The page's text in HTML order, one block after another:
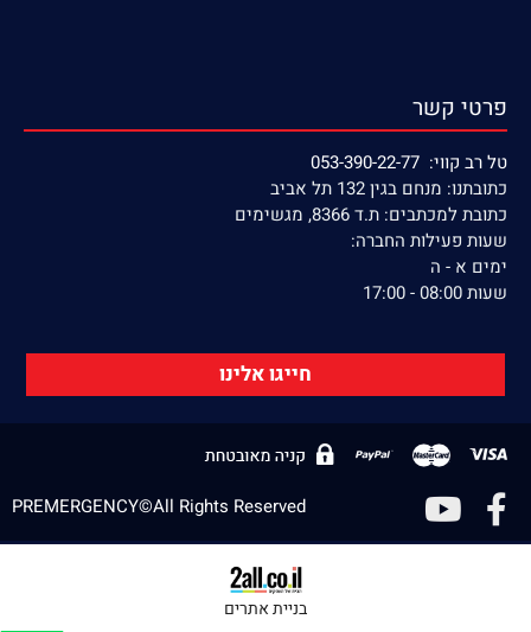
פרטי קשר
טל רב קווי: 053-390-22-77
כתובתנו: מנחם בגין 132 תל אביב
כתובת למכתבים: ת.ד 8366, מגשימים
שעות פעילות החברה:
ימים א - ה
שעות 08:00 - 17:00
חייגו אלינו
PREMERGENCY©All Rights Reserved
בניית אתרים